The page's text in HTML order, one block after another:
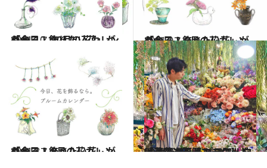
2021.10.1
「今日、飾りたい花」がわかる！ 10月の花カレンダー
ライフスタイル 2021.9.1
「今日、飾りたい花」がわかる！ 9月の花カレンダー
ライフスタイル
2021.8.1
「今日、飾りたい花」がわかる！ 8月の花カレンダー
ライフスタイル 2023.8.19
【花で巡るバンコク】 ウィークエンドマーケットは カラフル＆パワフルな「造花」天国！
ライフスタイル